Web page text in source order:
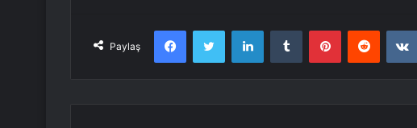
Paylaş
FacebookTwitter LinkedInTumblr PinterestReddit